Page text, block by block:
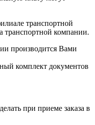
транспортной
транспортной компании.
производится Вами
комплект документов
при приеме заказа в